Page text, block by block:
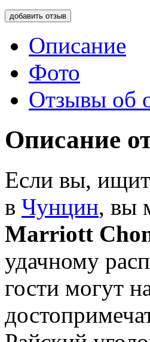
добавить отзыв
Описание
Фото
Отзывы об
Описание
Если вы,
в Чунцин, вы
Marriott
удачному
гости могут